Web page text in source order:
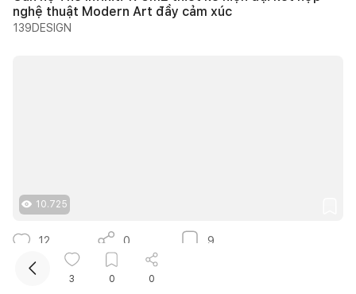
nghệ thuật Modern Art đầy cảm xúc
139DESIGN
10.725
12 0 9
25 ý tưởng lựa chọn cây trồng lối đi sân vườn tạo
bóng mát quanh năm cho nhà phố
3 0 0